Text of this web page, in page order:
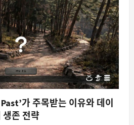
가 주목받는 이유와 데이
존 전략